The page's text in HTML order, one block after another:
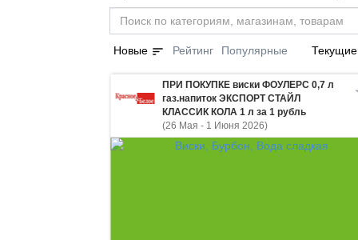
Новые sort Рейтинг Популярные Текущие
ПРИ ПОКУПКЕ виски ФОУЛЕРС 0,7 л
газ.напиток ЭКСПОРТ СТАЙЛ
КЛАССИК КОЛА 1 л за 1 рубль
(26 Мая - 1 Июня 2026)